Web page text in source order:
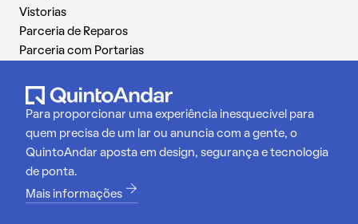
Vistorias
Parceria de Reparos
Parceria com Portarias
Para proporcionar uma experiência inesquecível para
quem precisa de um lar ou anuncia com a gente, o
QuintoAndar aposta em design, segurança e tecnologia
de ponta.
Mais informações